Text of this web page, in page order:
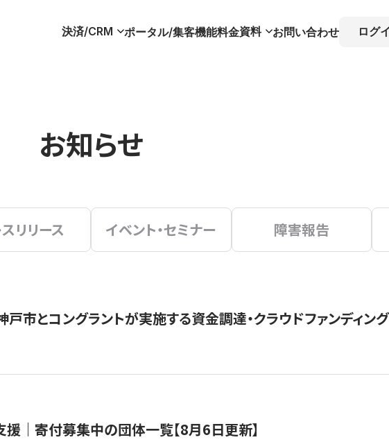
決済/CRM ポータル/集客機能料金資料 お問い合わせ ログ
お知らせ
リリース イベント・セミナー 障害報告
戸市とコングラントが実施する資金調達・クラウドファンディン
｜寄付募集中の団体一覧【8月6日更新】